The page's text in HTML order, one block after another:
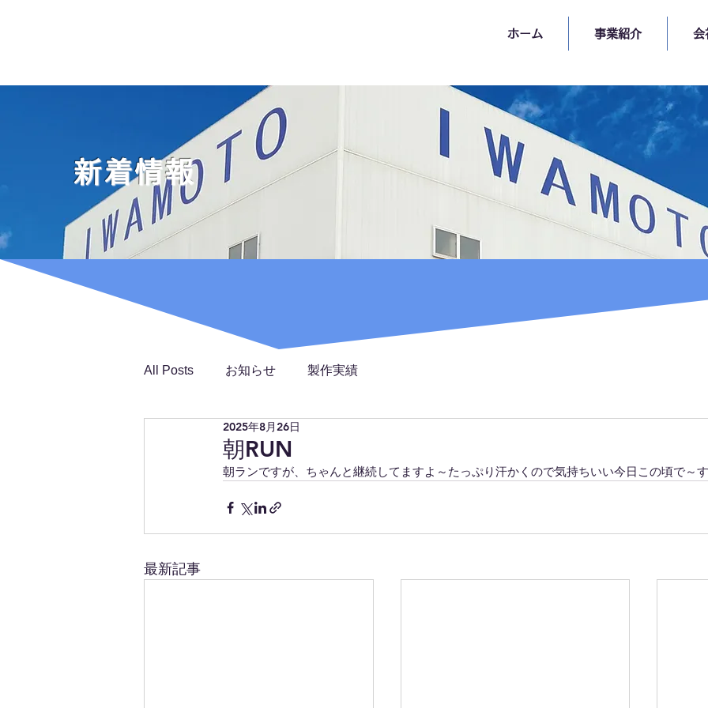
ホーム 事業紹介 会
新着情報
All Posts お知らせ 製作実績
朝RUN
2025年8月26日
朝ランですが、ちゃんと継続してますよ～たっぷり汗かくので気持ちいい今日この頃で～す
最新記事